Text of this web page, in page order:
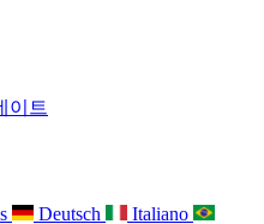
이트
Deutsch
Italiano